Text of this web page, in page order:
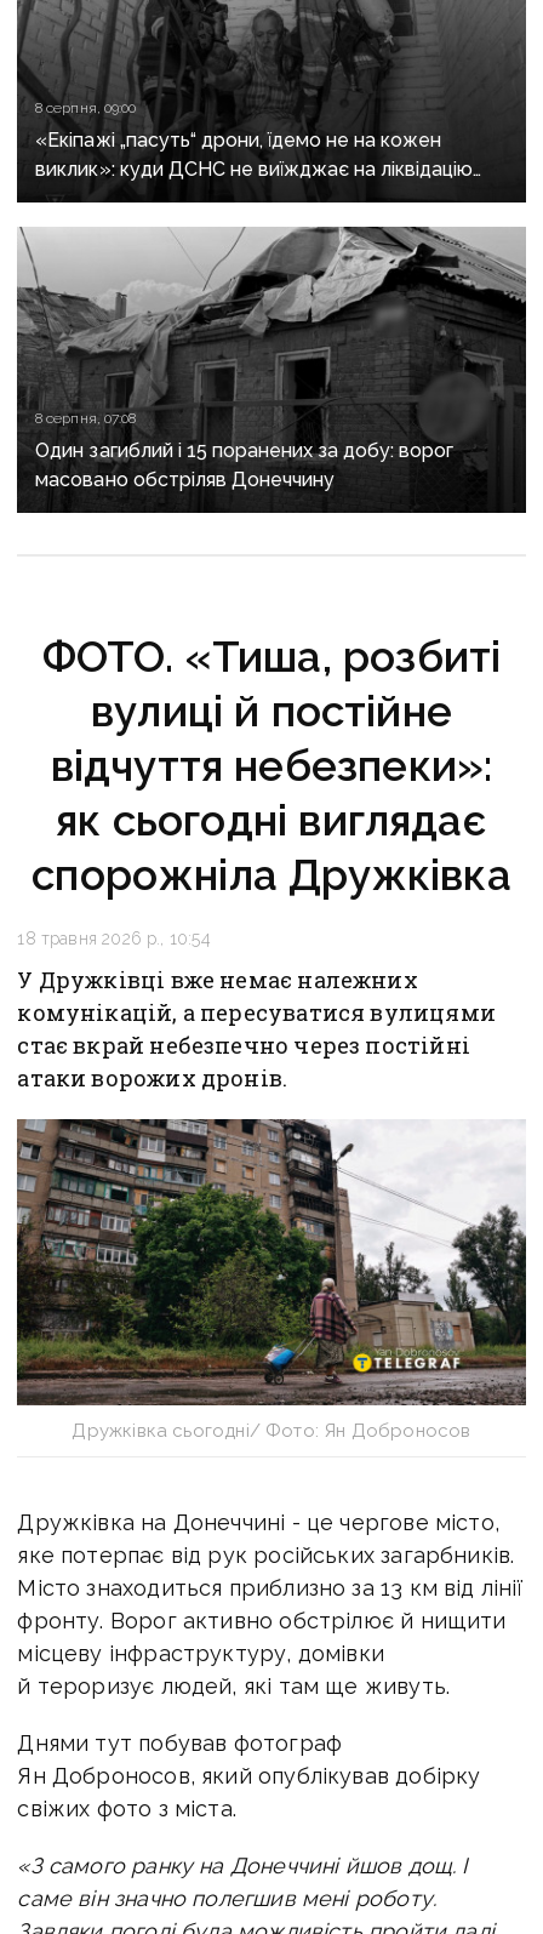
8 серпня, 09:00
«Екіпажі „пасуть“ дрони, їдемо не на кожен
виклик»: куди ДСНС не виїжджає на ліквідацію
надзвичайних ситуацій у Краматорську
та Слов’янську
8 серпня, 07:08
Один загиблий і 15 поранених за добу: ворог
масовано обстріляв Донеччину
ФОТО. «Тиша, розбиті
вулиці й постійне
відчуття небезпеки»:
як сьогодні виглядає
спорожніла Дружківка
18 травня 2026 р., 10:54
У Дружківці вже немає належних
комунікацій, а пересуватися вулицями
стає вкрай небезпечно через постійні
атаки ворожих дронів.
Дружківка сьогодні/ Фото: Ян Доброносов
Дружківка на Донеччині - це чергове місто,
яке потерпає від рук російських загарбників.
Місто знаходиться приблизно за 13 км від лінії
фронту. Ворог активно обстрілює й нищити
місцеву інфраструктуру, домівки
й тероризує людей, які там ще живуть.
Днями тут побував фотограф
Ян Доброносов, який опублікував добірку
свіжих фото з міста.
«З самого ранку на Донеччині йшов дощ. І
саме він значно полегшив мені роботу.